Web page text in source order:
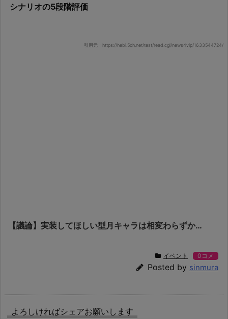
シナリオの5段階評価
引用元：https://hebi.5ch.net/test/read.cgi/news4vip/1633544724/
【議論】実装してほしい型月キャラは相変わらずか…
イベント 0コメ
Posted by sinmura
よろしければシェアお願いします